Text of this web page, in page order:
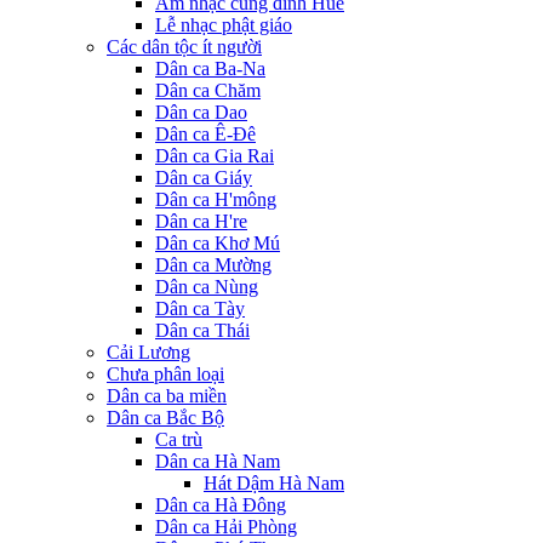
Lễ nhạc phật giáo
Các dân tộc ít người
Dân ca Ba-Na
Dân ca Chăm
Dân ca Dao
Dân ca Ê-Đê
Dân ca Gia Rai
Dân ca Giáy
Dân ca H'mông
Dân ca H're
Dân ca Khơ Mú
Dân ca Mường
Dân ca Nùng
Dân ca Tày
Dân ca Thái
Cải Lương
Chưa phân loại
Dân ca ba miền
Dân ca Bắc Bộ
Ca trù
Dân ca Hà Nam
Hát Dậm Hà Nam
Dân ca Hà Đông
Dân ca Hải Phòng